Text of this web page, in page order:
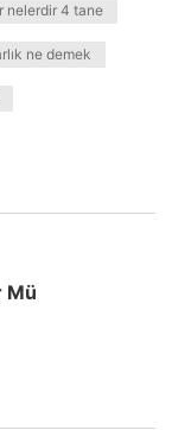
nelerdir 4 tane
ne demek
Mü